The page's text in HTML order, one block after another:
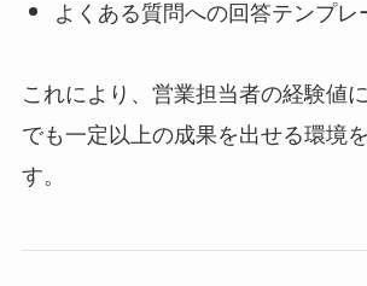
よくある質問への回答テンプレ
これにより、営業担当者の経験値
でも一定以上の成果を出せる環境
す。